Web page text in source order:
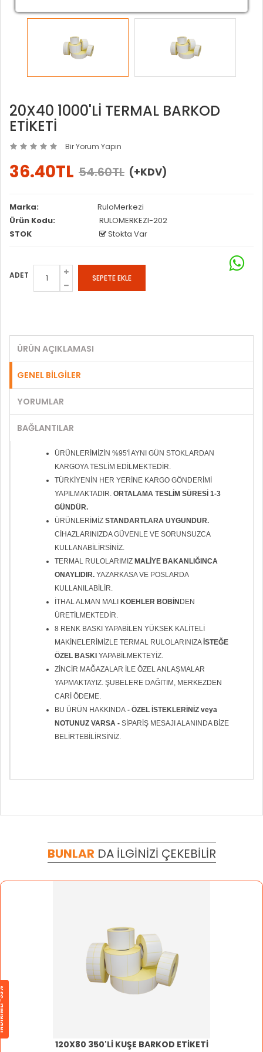
20X40 1000'Lİ TERMAL BARKOD
ETİKETİ
Bir Yorum Yapın
36.40TL 54.60TL (+KDV)
Marka:
RuloMerkezi
Ürün Kodu:
RULOMERKEZI-202
STOK
Stokta Var
ADET
ÜRÜN AÇIKLAMASI
GENEL BİLGİLER
YORUMLAR
BAĞLANTILAR
ÜRÜNLERİMİZİN %95'İ AYNI GÜN STOKLARDAN
KARGOYA TESLİM EDİLMEKTEDİR.
TÜRKİYENİN HER YERİNE KARGO GÖNDERİMİ
YAPILMAKTADIR. ORTALAMA TESLİM SÜRESİ 1-3
GÜNDÜR.
ÜRÜNLERİMİZ STANDARTLARA UYGUNDUR.
CİHAZLARINIZDA GÜVENLE VE SORUNSUZCA
KULLANABİLİRSİNİZ.
TERMAL RULOLARIMIZ MALİYE BAKANLIĞINCA
ONAYLIDIR. YAZARKASA VE POSLARDA
KULLANILABİLİR.
İTHAL ALMAN MALI KOEHLER BOBİN DEN
ÜRETİLMEKTEDİR.
8 RENK BASKI YAPABİLEN YÜKSEK KALİTELİ
MAKİNELERİMİZLE TERMAL RULOLARINIZA İSTEĞE
ÖZEL BASKI YAPABİLMEKTEYİZ.
ZİNCİR MAĞAZALAR İLE ÖZEL ANLAŞMALAR
YAPMAKTAYIZ. ŞUBELERE DAĞITIM, MERKEZDEN
CARİ ÖDEME.
BU ÜRÜN HAKKINDA - ÖZEL İSTEKLERİNİZ veya
NOTUNUZ VARSA - SİPARİŞ MESAJI ALANINDA BİZE
BELİRTEBİLİRSİNİZ.
BUNLAR DA İLGINIZI ÇEKEBILIR
120X80 350'Lİ KUŞE BARKOD ETİKETİ